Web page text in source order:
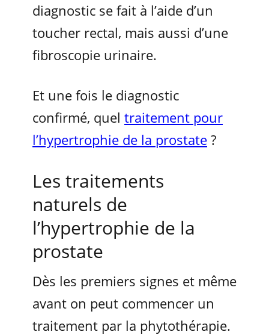
diagnostic se fait à l’aide d’un
toucher rectal, mais aussi d’une
fibroscopie urinaire.
Et une fois le diagnostic
confirmé, quel traitement pour
l’hypertrophie de la prostate ?
Les traitements
naturels de
l’hypertrophie de la
prostate
Dès les premiers signes et même
avant on peut commencer un
traitement par la phytothérapie.